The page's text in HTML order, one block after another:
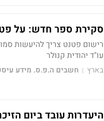
סקירת ספר חדש: על
רישום פטנט צריך להיעשות
עו"ד יהודית קנולר
בארץ | חשבים ה.פ.ס. מידע
היעדרות עובד ביום